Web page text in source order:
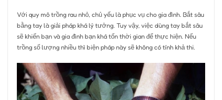
Với quy mô trồng rau nhỏ, chủ yếu là phục vụ cho gia đình. Bắt sâu
bằng tay là giải pháp khá lý tưởng. Tuy vậy, việc dùng tay bắt sâu
sẽ khiến bạn và gia đình bạn khá tốn thời gian để thực hiện. Nếu
trồng số lượng nhiều thì biện pháp này sẽ không có tính khả thi.